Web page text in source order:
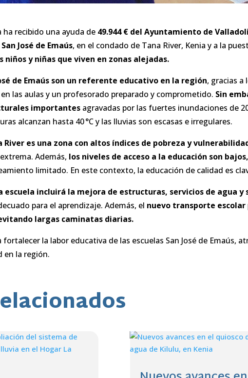
ha recibido una ayuda de 49.944 € del Ayuntamiento de
José de Emaús, en el condado de Tana River, Kenia y a la
niños y niñas que viven en zonas alejadas.
de Emaús son un referente educativo en la región, gracias a
las aulas y un profesorado preparado y comprometido. Sin
importantesagravadas por las fuertes inundaciones de
alcanzan hasta 40 °C y las lluvias son escasas e irregulares.
River es una zona con altos índices de pobreza y
Además, los niveles de acceso a la educación son
limitado. En este contexto, la educación de calidad es
escuela incluirá la mejora de estructuras, servicios de agua
para el aprendizaje. Además, el nuevo transporte
largas caminatas diarias.
fortalecer la labor educativa de las escuelas San José de Emaús,
en la región.